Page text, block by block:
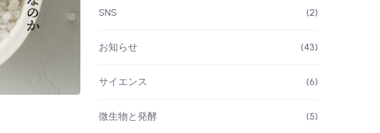
SNS (2)
お知らせ (43)
サイエンス (6)
微生物と発酵 (5)